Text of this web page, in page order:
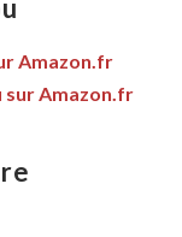
Amazon.fr
sur Amazon.fr